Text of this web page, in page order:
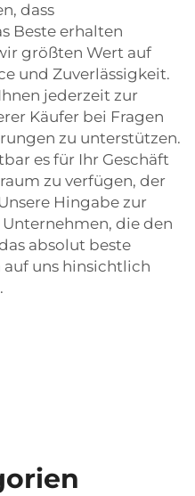
dass
Beste erhalten
größten Wert auf
und Zuverlässigkeit.
jederzeit zur
Käufer bei Fragen
zu unterstützen.
es für Ihr Geschäft
zu verfügen, der
Hingabe zur
die den
absolut beste
uns hinsichtlich